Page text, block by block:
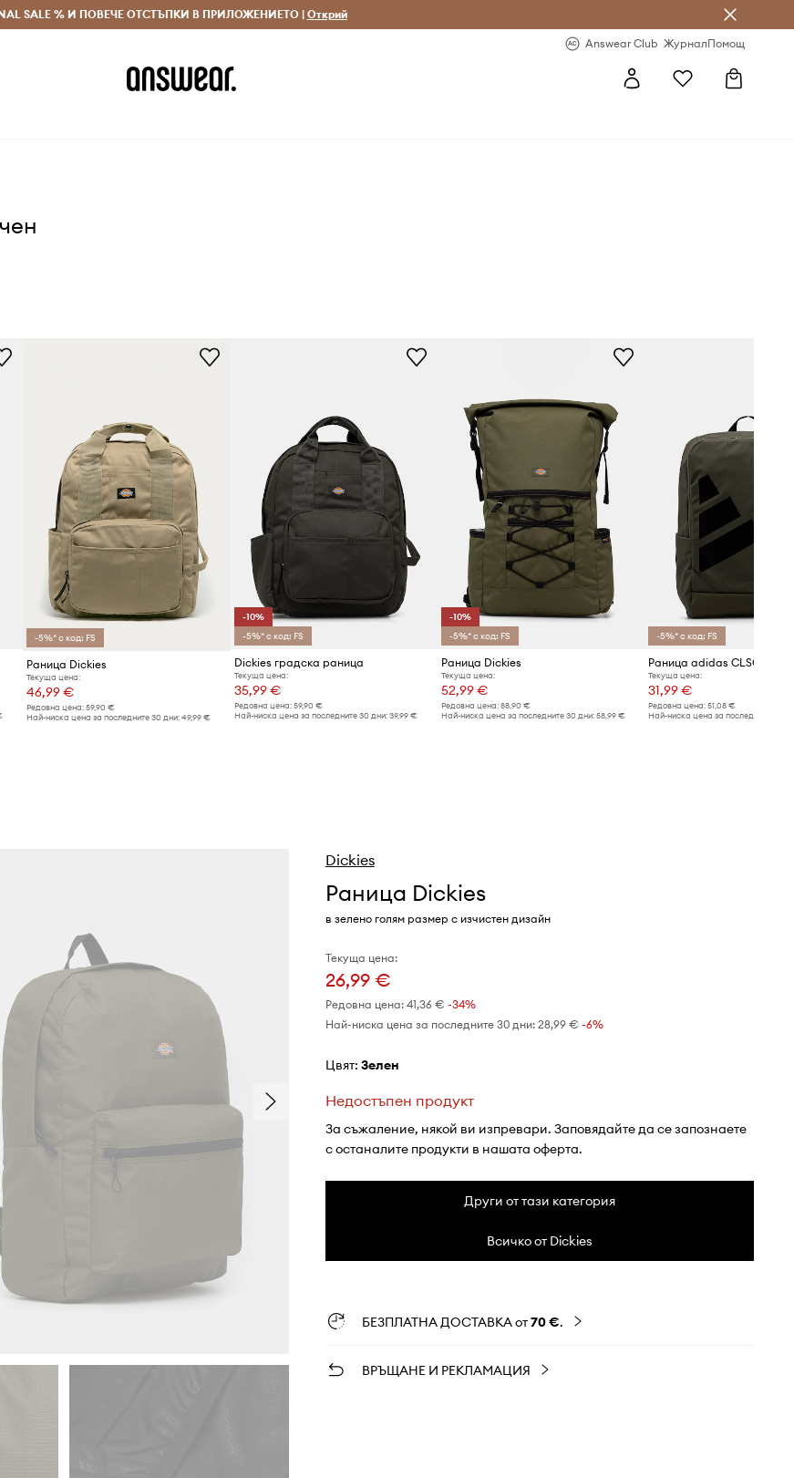
за поръчки над 70 EUR Доставка 1-5 дни
SALE % И ПОВЕЧЕ ОТСТЪПКИ В ПРИЛОЖЕНИЕТО | Открий
Answear Club ЖурналПомощ
-5%* с код: FS
Раница Dickies
Текуща цена:
46,99 €
Редовна цена: 59,90 €
Най-ниска цена за последните 30 дни: 49,99 €
-10%
-5%* с код: FS
Dickies градска раница
Текуща цена:
35,99 €
Редовна цена: 59,90 €
Най-ниска цена за последните 30 дни: 39,99 €
-10%
-5%* с код: FS
Раница Dickies
Текуща цена:
52,99 €
Редовна цена:88,90 €
Най-ниска цена за последните 30 дни:58,99 €
-5%* с код: FS
Раница adidas CLSC BTU
Текуща цена:
31,99 €
Редовна цена: 51,08 €
Най-ниска цена за последните 30
Dickies
Раница Dickies
в зелено голям размер с изчистен дизайн
Текуща цена:
26,99 €
Редовна цена: 41,36 € -34%
Най-ниска цена за последните 30 дни: 28,99 € -6%
Цвят: зелен
Недостъпен продукт
За съжаление, някой ви изпревари. Заповядайте да се запознаете
с останалите продукти в нашата оферта.
Други от тази категория
Всичко от Dickies
БЕЗПЛАТНА ДОСТАВКА от70 €.
ВРЪЩАНЕ И РЕКЛАМАЦИЯ